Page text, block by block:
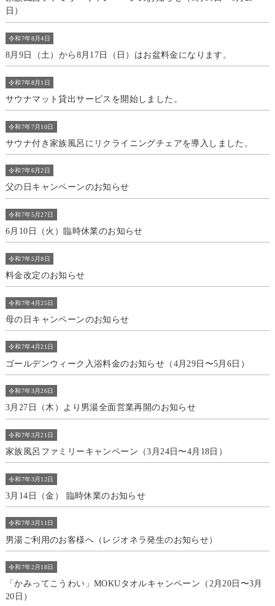
日）
令和7年8月4日
8月9日（土）から8月17日（日）はお盆料金になります。
令和7年8月1日
サウナマット貸出サービスを開始しました。
令和7年7月10日
サウナ付き家族風呂にリクライニングチェアを導入しました。
令和7年6月2日
父の日キャンペーンのお知らせ
令和7年5月27日
6月10日（火）臨時休業のお知らせ
令和7年5月8日
料金改定のお知らせ
令和7年4月25日
母の日キャンペーンのお知らせ
令和7年4月21日
ゴールデンウィーク入浴料金のお知らせ（4月29日〜5月6日）
令和7年3月26日
3月27日（木）より男湯全面営業再開のお知らせ
令和7年3月21日
家族風呂ファミリーキャンペーン（3月24日〜4月18日）
令和7年3月12日
3月14日（金） 臨時休業のお知らせ
令和7年3月11日
男湯ご利用のお客様へ（レジオネラ発生のお知らせ）
令和7年2月18日
「かみってこうわい」MOKUタオルキャンペーン（2月20日〜3月
20日）